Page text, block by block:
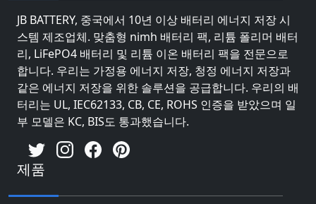
JB BATTERY, 중국에서 10년 이상 배터리 에너지 저장 시
스템 제조업체. 맞춤형 nimh 배터리 팩, 리튬 폴리머 배터
리, LiFePO4 배터리 및 리튬 이온 배터리 팩을 전문으로
합니다. 우리는 가정용 에너지 저장, 청정 에너지 저장과
같은 에너지 저장을 위한 솔루션을 공급합니다. 우리의 배
터리는 UL, IEC62133, CB, CE, ROHS 인증을 받았으며 일
부 모델은 KC, BIS도 통과했습니다.
제품